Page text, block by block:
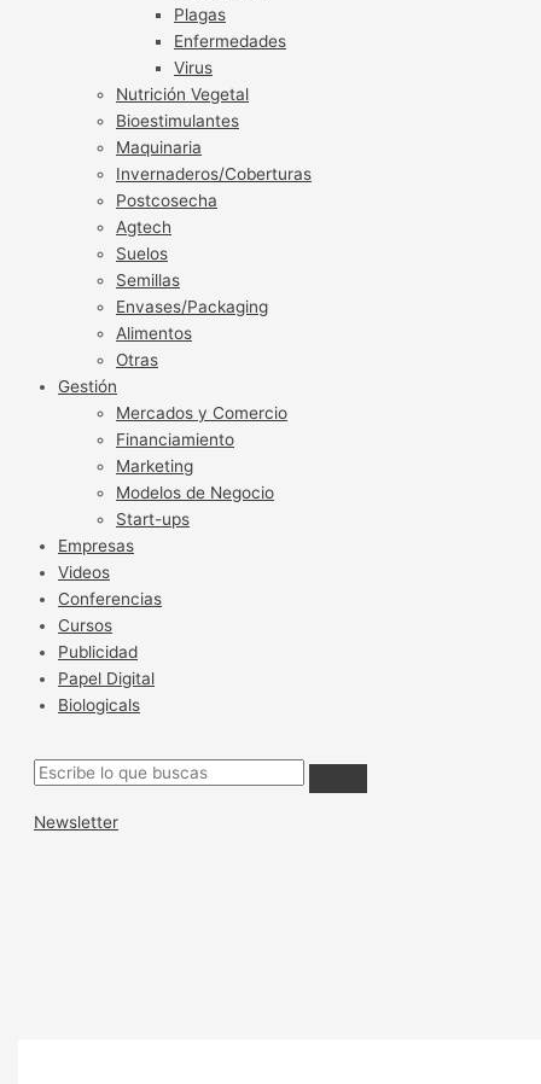
Plagas
Enfermedades
Virus
Nutrición Vegetal
Bioestimulantes
Maquinaria
Invernaderos/Coberturas
Postcosecha
Agtech
Suelos
Semillas
Envases/Packaging
Alimentos
Otras
Gestión
Mercados y Comercio
Financiamiento
Marketing
Modelos de Negocio
Start-ups
Empresas
Videos
Conferencias
Cursos
Publicidad
Papel Digital
Biologicals
Newsletter